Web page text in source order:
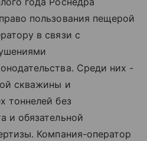
пользования пещерой
в связи с
Среди них -
скважины и
тоннелей без
и обязательной
Компания-оператор